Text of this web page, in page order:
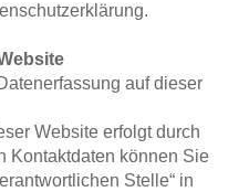
auf dieser
Website erfolgt durch
Kontaktdaten können Sie
Stelle“ in